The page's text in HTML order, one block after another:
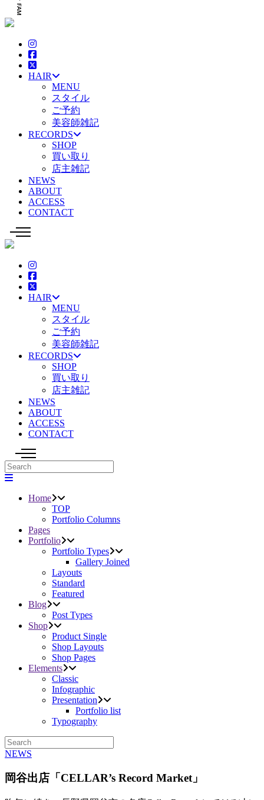
HAIR
MENU
スタイル
ご予約
美容師雑記
RECORDS
SHOP
買い取り
店主雑記
NEWS
ABOUT
ACCESS
CONTACT
HAIR
MENU
スタイル
ご予約
美容師雑記
RECORDS
SHOP
買い取り
店主雑記
NEWS
ABOUT
ACCESS
CONTACT
Home
TOP
Portfolio Columns
Pages
Portfolio
Portfolio Types
Gallery Joined
Layouts
Standard
Featured
Blog
Post Types
Shop
Product Single
Shop Layouts
Shop Pages
Elements
Classic
Infographic
Presentation
Portfolio list
Typography
NEWS
岡谷出店「CELLAR’s Record Market」